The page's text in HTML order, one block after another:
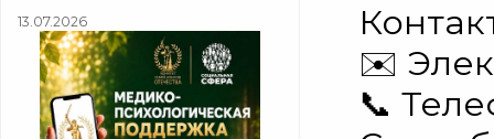
13.07.2026
✉️
📞